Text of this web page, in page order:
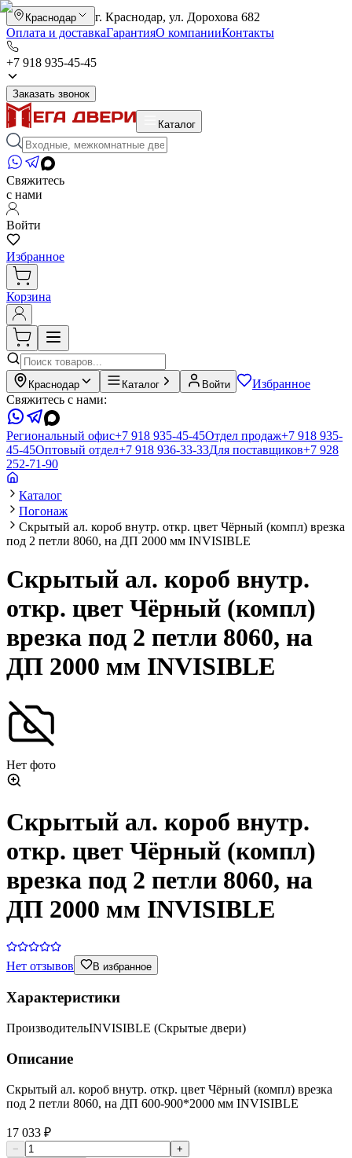
Краснодар
г. Краснодар, ул. Дорохова 682
Оплата и доставкаГарантияО компанииКонтакты
+7 918 935-45-45
Заказать звонок
Каталог
Свяжитесь
с нами
Войти
Избранное
Корзина
Краснодар Каталог Войти
Избранное
Свяжитесь с нами:
Региональный офис+7 918 935-45-45Отдел продаж+7 918 935-
45-45Оптовый отдел+7 918 936-33-33Для поставщиков+7 928
252-71-90
Каталог
Погонаж
Скрытый ал. короб внутр. откр. цвет Чёрный (компл) врезка
под 2 петли 8060, на ДП 2000 мм INVISIBLE
Скрытый ал. короб внутр.
откр. цвет Чёрный (компл)
врезка под 2 петли 8060, на
ДП 2000 мм INVISIBLE
Нет фото
Скрытый ал. короб внутр.
откр. цвет Чёрный (компл)
врезка под 2 петли 8060, на
ДП 2000 мм INVISIBLE
Нет отзывов В избранное
Характеристики
ПроизводительINVISIBLE (Скрытые двери)
Описание
Скрытый ал. короб внутр. откр. цвет Чёрный (компл) врезка
под 2 петли 8060, на ДП 600-900*2000 мм INVISIBLE
17 033 ₽
−
+